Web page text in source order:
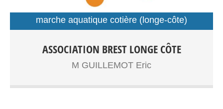
Longe côte adultes,senior Sport santé Entrainements:
Plage du Moulin Blanc
marche aquatique cotière (longe-côte)
ASSOCIATION BREST LONGE CÔTE
M GUILLEMOT Eric